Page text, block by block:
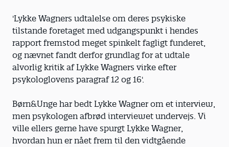
'Lykke Wagners udtalelse om deres psykiske
tilstande foretaget med udgangspunkt i hendes
rapport fremstod meget spinkelt fagligt funderet,
og nævnet fandt derfor grundlag for at udtale
alvorlig kritik af Lykke Wagners virke efter
psykologlovens paragraf 12 og 16'.
Børn&Unge har bedt Lykke Wagner om et interview,
men psykologen afbrød interviewet undervejs. Vi
ville ellers gerne have spurgt Lykke Wagner,
hvordan hun er nået frem til den vidtgående